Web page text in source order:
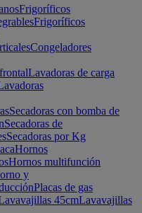
Frigoríficos
Frigoríficos
Congeladores
Lavadoras de carga
Secadoras con bomba de
Secadoras de
Secadoras por Kg
Hornos
Hornos multifunción
y
Placas de gas
45cmLavavajillas